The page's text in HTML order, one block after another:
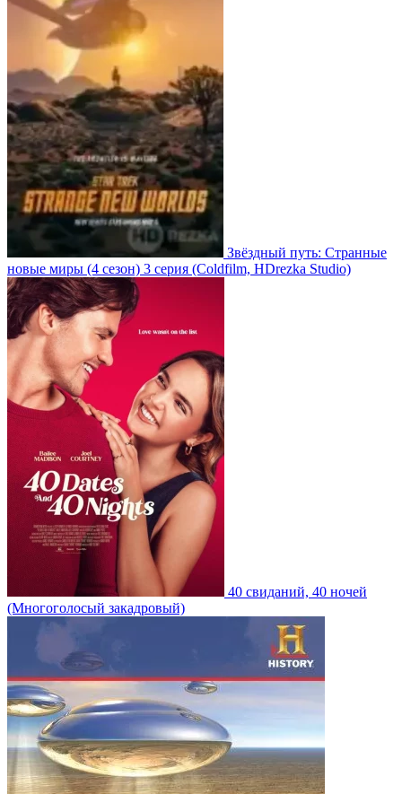
Звёздный путь: Странные
новые миры (4 сезон) 3 серия (Coldfilm, HDrezka Studio)
40 свиданий, 40 ночей
(Многоголосый закадровый)